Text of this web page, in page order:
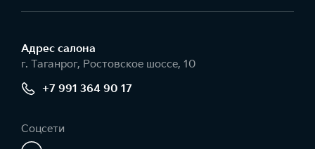
Адрес салонa
г. Таганрог, Ростовское шоссе, 10
+7 991 364 90 17
Соцсети